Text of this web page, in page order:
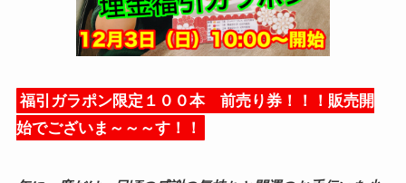
福引ガラポン限定１００本 前売り券！！！販売開
始でございま～～～す！！